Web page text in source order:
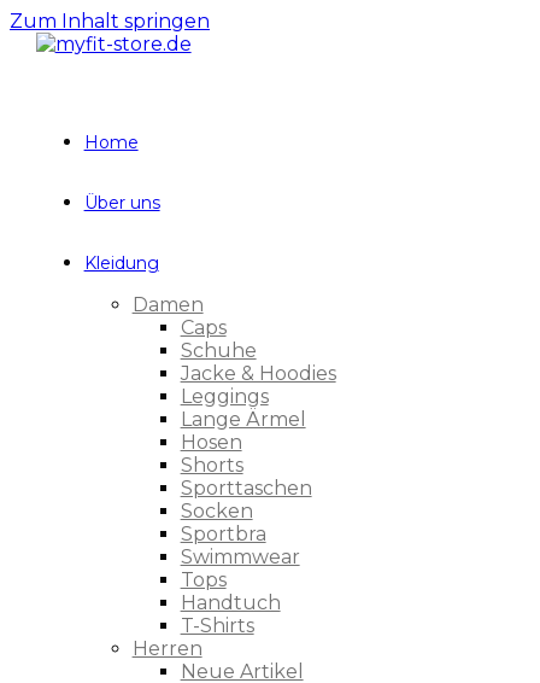
Zum Inhalt springen
Home
Über uns
Kleidung
Damen
Caps
Schuhe
Jacke & Hoodies
Leggings
Lange Ärmel
Hosen
Shorts
Sporttaschen
Socken
Sportbra
Swimmwear
Tops
Handtuch
T-Shirts
Herren
Neue Artikel